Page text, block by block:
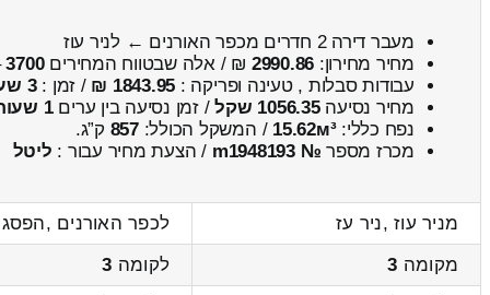
מעבר דירה 2 חדרים מכפר האורנים ← לניר עוז
מחיר מחירון: 2990.86 ₪ / אלה שבטווח המחירים3700
עבודות סבלות , טעינה ופריקה : 1843.95 ₪ / זמן :3 שעות 4 דקות
מחיר נסיעה1056.35 שקל / זמן נסיעה בין ערים1 שעות , 30 דקות
נפח כללי:15.62м³ / המשקל הכולל:857 ק”ג.
מכרז מספר № m1948193 / הצעת מחיר עבור : ליטל
מניר עוז ,ניר עז
לכפר האורנים
מקומה 3 לקומה 3